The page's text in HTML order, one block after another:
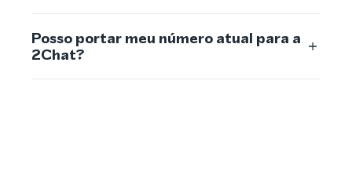
Posso portar meu número atual para a
2Chat?